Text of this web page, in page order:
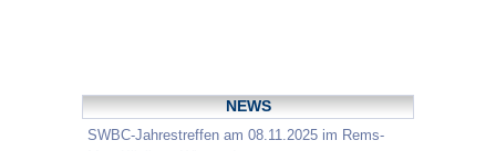
NEWS
SWBC-Jahrestreffen am 08.11.2025 im Rems-